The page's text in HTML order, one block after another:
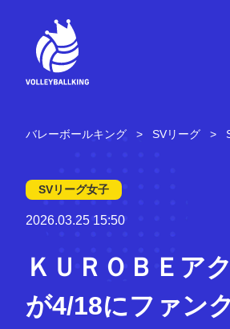
バレーボールキング SVリーグ
SVリーグ女子
2026.03.25 15:50
ＫＵＲＯＢＥア
が4/18にファン